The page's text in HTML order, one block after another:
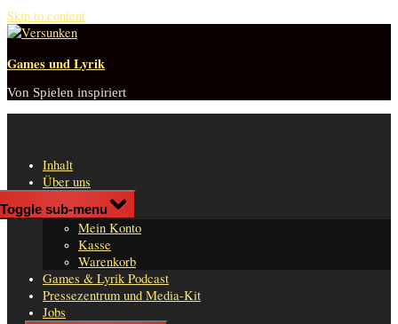
Skip to content
Games und Lyrik
Von Spielen inspiriert
Inhalt
Über uns
Shop
Toggle sub-menu
Mein Konto
Kasse
Warenkorb
Games & Lyrik Podcast
Pressezentrum und Media-Kit
Jobs